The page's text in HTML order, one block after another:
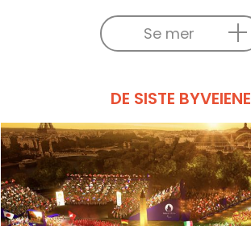
Se mer
DE SISTE BYVEIENE